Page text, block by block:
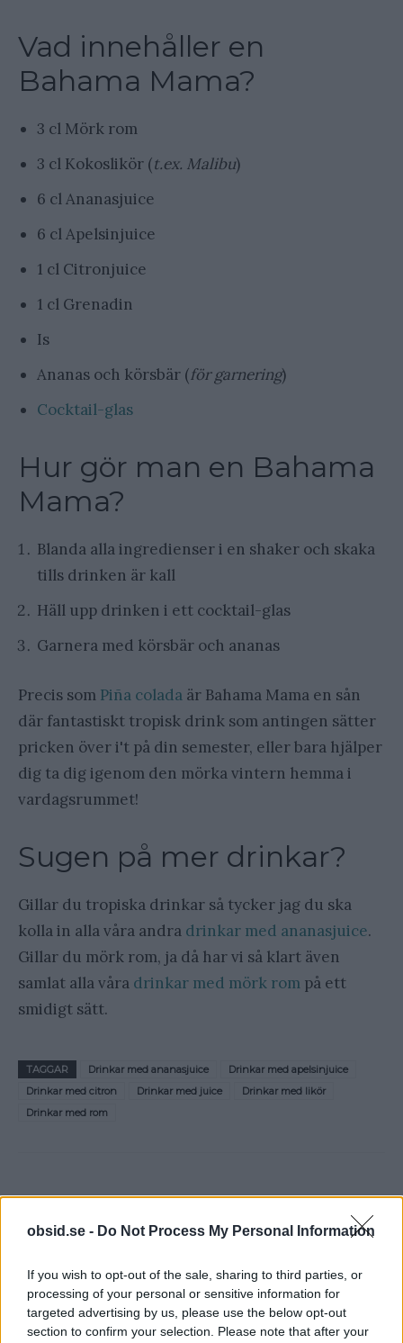
obsid.se - Do Not Process My Personal Information
If you wish to opt-out of the sale, sharing to third parties, or
processing of your personal or sensitive information for
targeted advertising by us, please use the below opt-out
section to confirm your selection. Please note that after your
Vad innehåller en
Bahama Mama?
3 cl Mörk rom
3 cl Kokoslikör (t.ex. Malibu)
6 cl Ananasjuice
6 cl Apelsinjuice
1 cl Citronjuice
1 cl Grenadin
Is
Ananas och körsbär (för garnering)
Cocktail-glas
Hur gör man en Bahama
Mama?
Blanda alla ingredienser i en shaker och skaka
tills drinken är kall
Häll upp drinken i ett cocktail-glas
Garnera med körsbär och ananas
Precis som Piña colada är Bahama Mama en sån
där fantastiskt tropisk drink som antingen sätter
pricken över i't på din semester, eller bara hjälper
dig ta dig igenom den mörka vintern hemma i
vardagsrummet!
Sugen på mer drinkar?
Gillar du tropiska drinkar så tycker jag du ska
kolla in alla våra andra drinkar med ananasjuice.
Gillar du mörk rom, ja då har vi så klart även
samlat alla våra drinkar med mörk rom på ett
smidigt sätt.
TAGGAR Drinkar med ananasjuice
Drinkar med apelsinjuice
Drinkar med citron
Drinkar med juice
Drinkar med likör
Drinkar med rom
Föregående artikel
Den Bokstavliga
Nästa artikel
Destiny 2 – MMORPFPS